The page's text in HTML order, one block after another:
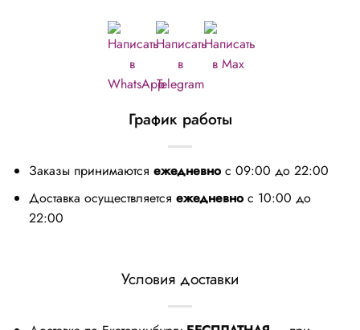
График работы
Заказы принимаются ежедневнос 09:00 до 22:00
Доставка осуществляется ежедневнос 10:00 до
22:00
Условия доставки